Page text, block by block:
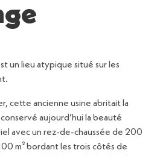
un lieu atypique situé sur les
cette ancienne usine abritait la
aujourd’hui la beauté
avec un rez-de-chaussée de 200
m² bordant les trois côtés de